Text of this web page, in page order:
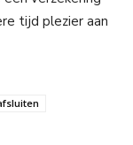
tijd plezier aan